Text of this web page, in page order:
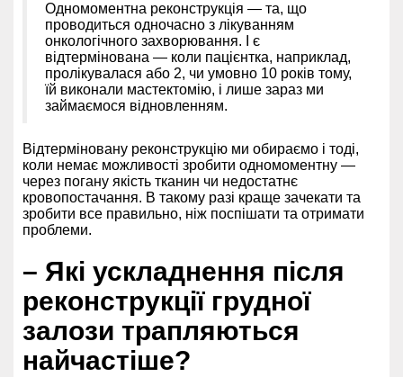
Одномоментна реконструкція — та, що
проводиться одночасно з лікуванням
онкологічного захворювання. І є
відтермінована — коли пацієнтка, наприклад,
пролікувалася або 2, чи умовно 10 років тому,
їй виконали мастектомію, і лише зараз ми
займаємося відновленням.
Відтерміновану реконструкцію ми обираємо і тоді,
коли немає можливості зробити одномоментну —
через погану якість тканин чи недостатнє
кровопостачання. В такому разі краще зачекати та
зробити все правильно, ніж поспішати та отримати
проблеми.
– Які ускладнення після
реконструкції грудної
залози трапляються
найчастіше?